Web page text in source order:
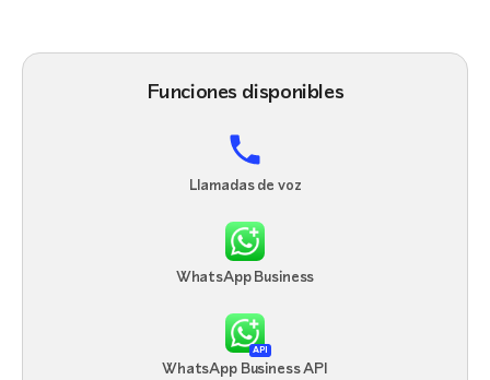
Funciones disponibles
Llamadas de voz
WhatsApp Business
API
WhatsApp Business API